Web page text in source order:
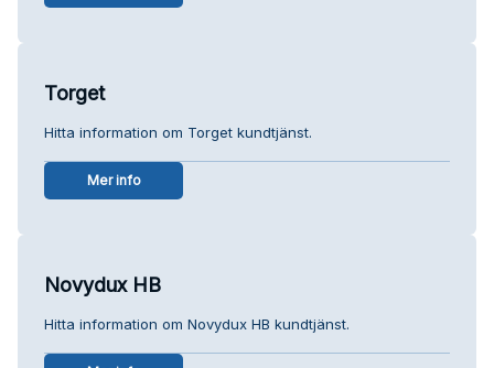
Torget
Hitta information om Torget kundtjänst.
Mer info
Novydux HB
Hitta information om Novydux HB kundtjänst.